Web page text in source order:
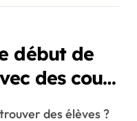
début de
des cours